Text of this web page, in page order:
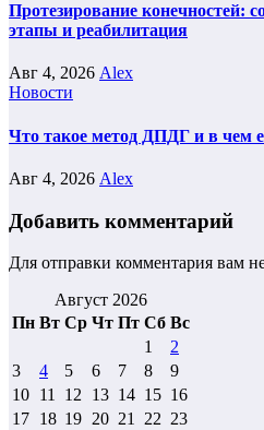
Протезирование конечностей:
этапы и реабилитация
Авг 4, 2026 Alex
Новости
Что такое метод ДПДГ и в чем
Авг 4, 2026 Alex
Добавить комментарий
Для отправки комментария вам
Август 2026
Пн Вт Ср Чт Пт Сб Вс
1
2
3
4 5 6 7 8
9
10 11 12 13 14 15 16
17 18 19 20 21 22 23